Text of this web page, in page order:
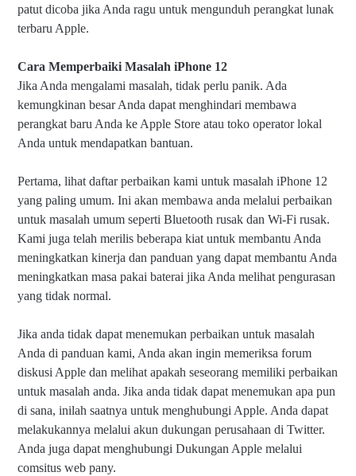
patut dicoba jika Anda ragu untuk mengunduh perangkat lunak
terbaru Apple.
Cara Memperbaiki Masalah iPhone 12
Jika Anda mengalami masalah, tidak perlu panik. Ada
kemungkinan besar Anda dapat menghindari membawa
perangkat baru Anda ke Apple Store atau toko operator lokal
Anda untuk mendapatkan bantuan.
Pertama, lihat daftar perbaikan kami untuk masalah iPhone 12
yang paling umum. Ini akan membawa anda melalui perbaikan
untuk masalah umum seperti Bluetooth rusak dan Wi-Fi rusak.
Kami juga telah merilis beberapa kiat untuk membantu Anda
meningkatkan kinerja dan panduan yang dapat membantu Anda
meningkatkan masa pakai baterai jika Anda melihat pengurasan
yang tidak normal.
Jika anda tidak dapat menemukan perbaikan untuk masalah
Anda di panduan kami, Anda akan ingin memeriksa forum
diskusi Apple dan melihat apakah seseorang memiliki perbaikan
untuk masalah anda. Jika anda tidak dapat menemukan apa pun
di sana, inilah saatnya untuk menghubungi Apple. Anda dapat
melakukannya melalui akun dukungan perusahaan di Twitter.
Anda juga dapat menghubungi Dukungan Apple melalui
comsitus web pany.